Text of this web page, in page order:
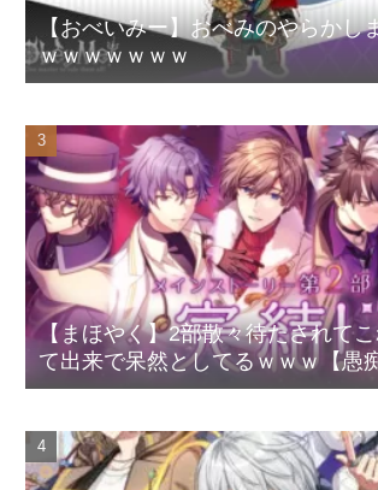
【おべいみー】おべみのやらかし
ｗｗｗｗｗｗｗ
【まほやく】2部散々待たされて
て出来で呆然としてるｗｗｗ【愚痴